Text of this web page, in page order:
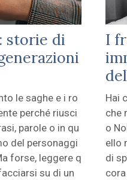
storie di
le saghe e i ro
perché riusci
parole o in qu
del personaggi
forse, leggere q
su di un
I
Hai
che
o
ello
di